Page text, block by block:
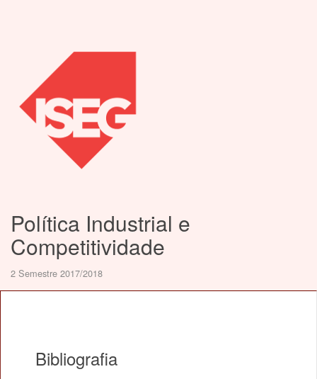
Política Industrial e
Competitividade
2 Semestre 2017/2018
Bibliografia